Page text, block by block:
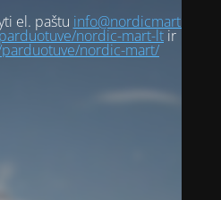
el. paštu info@nordicmart.com
nordic-mart-ltir
nordic-mart/